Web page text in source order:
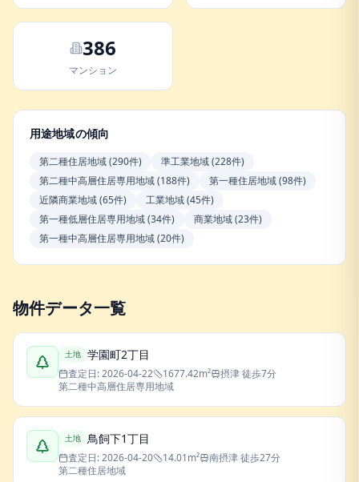
386
マンション
用途地域の傾向
第二種住居地域(290件) 準工業地域(228件)
第二種中高層住居専用地域(188件) 第一種住居地域(98件)
近隣商業地域(65件) 工業地域(45件)
第一種低層住居専用地域(34件) 商業地域(23件)
第一種中高層住居専用地域(20件)
物件データ一覧
土地 学園町2丁目
査定日:2026-04-22 1677.42m² 摂津徒歩7分
第二種中高層住居専用地域
土地 鳥飼下1丁目
査定日:2026-04-20 14.01m² 南摂津徒歩27分
第二種住居地域